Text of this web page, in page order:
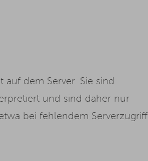
auf dem Server. Sie sind
und sind daher nur
bei fehlendem Serverzugriff